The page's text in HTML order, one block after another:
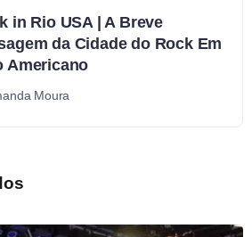
in Rio USA | A Breve
da Cidade do Rock Em
Americano
Moura